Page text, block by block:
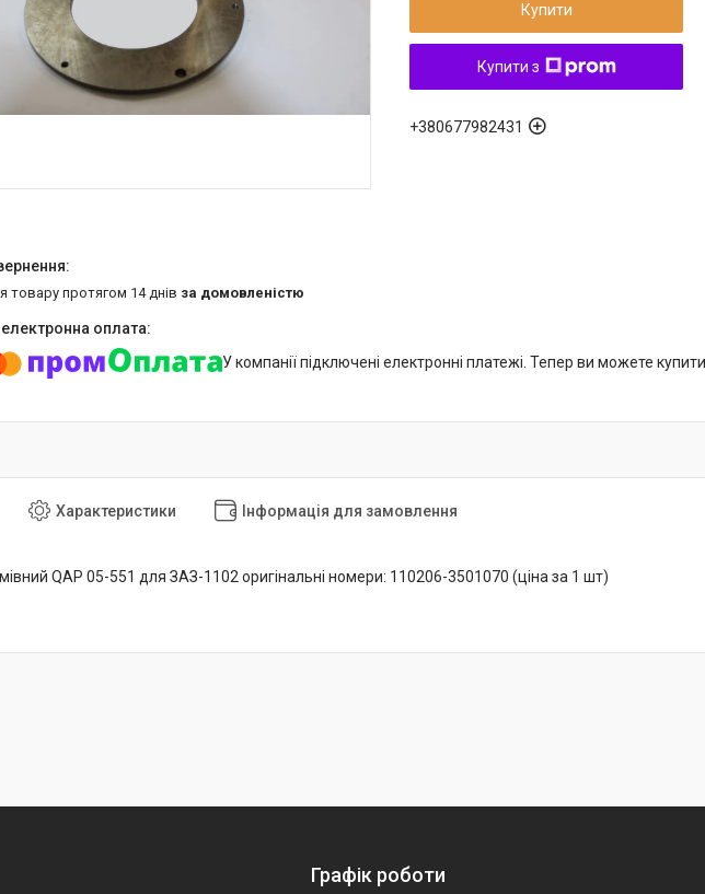
Купити
Купити з
+380677982431
товару протягом 14 днів за домовленістю
У компанії підключені електронні платежі. Тепер ви можете
Характеристики Інформація для замовлення
QAP 05-551 для ЗАЗ-1102 оригінальні номери: 110206-3501070 (ціна за 1 шт)
Графік роботи